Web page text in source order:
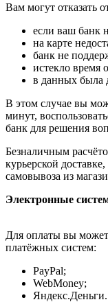
Вам могут отказать
если ваш банк
на карте
банк не
истекло время
в данных была
В этом случае вы
минут,
банк для решения
Безналичным
курьерской
самовывоза из
Электронные
Для оплаты вы
платёжных систем:
PayPal;
WebMoney;
Яндекс.Деньги.